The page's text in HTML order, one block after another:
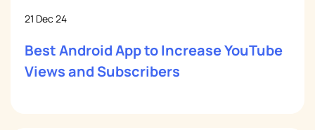
21 Dec 24
Best Android App to Increase YouTube
Views and Subscribers